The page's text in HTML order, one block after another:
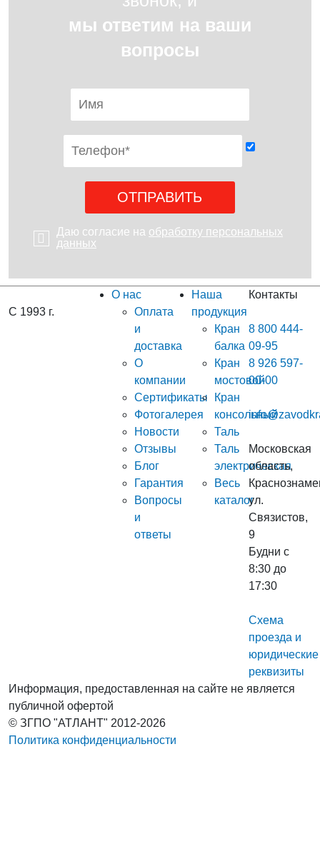
мы ответим на ваши
вопросы
Даю согласие на обработку персональных
данных
С 1993 г.
О нас
Оплата
и
доставка
О
компании
Сертификаты
Фотогалерея
Новости
Отзывы
Блог
Гарантия
Вопросы
и
ответы
Наша
продукция
Кран
балка
Кран
мостовой
Кран
консольный
Таль
Таль
электрическая
Весь
каталог
Контакты
8 800 444-
09-95
8 926 597-
00-00
Московская
область,
ул.
Связистов,
9
Будни с
8:30 до
17:30
Схема
проезда и
юридические
реквизиты
Информация, предоставленная на сайте не является
публичной офертой
© ЗГПО "АТЛАНТ" 2012-2026
Политика конфиденциальности